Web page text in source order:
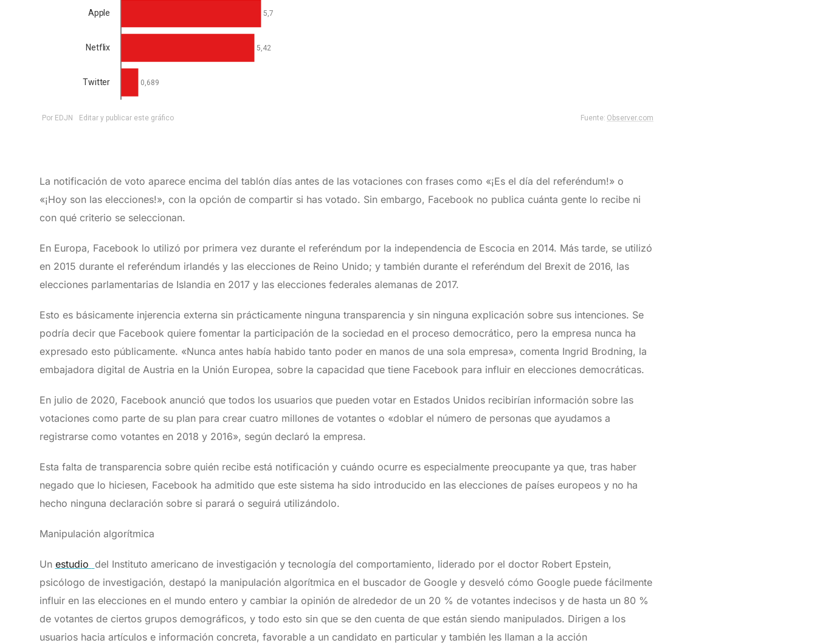
La notificación de voto aparece encima del tablón días antes de las votaciones con frases como «¡Es el día del referéndum!» o
«¡Hoy son las elecciones!», con la opción de compartir si has votado. Sin embargo, Facebook no publica cuánta gente lo recibe ni
con qué criterio se seleccionan.
En Europa, Facebook lo utilizó por primera vez durante el referéndum por la independencia de Escocia en 2014. Más tarde, se utilizó
en 2015 durante el referéndum irlandés y las elecciones de Reino Unido; y también durante el referéndum del Brexit de 2016, las
elecciones parlamentarias de Islandia en 2017 y las elecciones federales alemanas de 2017.
Esto es básicamente injerencia externa sin prácticamente ninguna transparencia y sin ninguna explicación sobre sus intenciones. Se
podría decir que Facebook quiere fomentar la participación de la sociedad en el proceso democrático, pero la empresa nunca ha
expresado esto públicamente. «Nunca antes había habido tanto poder en manos de una sola empresa», comenta Ingrid Brodning, la
embajadora digital de Austria en la Unión Europea, sobre la capacidad que tiene Facebook para influir en elecciones democráticas.
En julio de 2020, Facebook anunció que todos los usuarios que pueden votar en Estados Unidos recibirían información sobre las
votaciones como parte de su plan para crear cuatro millones de votantes o «doblar el número de personas que ayudamos a
registrarse como votantes en 2018 y 2016», según declaró la empresa.
Esta falta de transparencia sobre quién recibe está notificación y cuándo ocurre es especialmente preocupante ya que, tras haber
negado que lo hiciesen, Facebook ha admitido que este sistema ha sido introducido en las elecciones de países europeos y no ha
hecho ninguna declaración sobre si parará o seguirá utilizándolo.
Manipulación algorítmica
Un estudio del Instituto americano de investigación y tecnología del comportamiento, liderado por el doctor Robert Epstein,
psicólogo de investigación, destapó la manipulación algorítmica en el buscador de Google y desveló cómo Google puede fácilmente
influir en las elecciones en el mundo entero y cambiar la opinión de alrededor de un 20 % de votantes indecisos y de hasta un 80 %
de votantes de ciertos grupos demográficos, y todo esto sin que se den cuenta de que están siendo manipulados. Dirigen a los
usuarios hacia artículos e información concreta, favorable a un candidato en particular y también les llaman a la acción